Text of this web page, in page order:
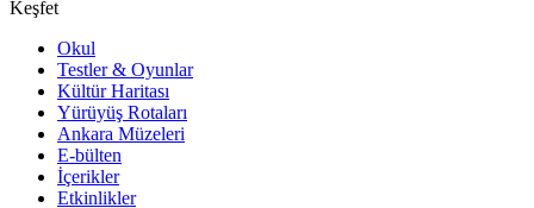
Keşfet
Okul
Testler & Oyunlar
Kültür Haritası
Yürüyüş Rotaları
Ankara Müzeleri
E-bülten
İçerikler
Etkinlikler